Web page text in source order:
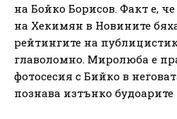
на Бойко Борисов. Факт е,
на Хекимян в Новините
рейтингите на
главоломно. Миролюба е
фотосесия с Бийко в
познава изтънко будоарите